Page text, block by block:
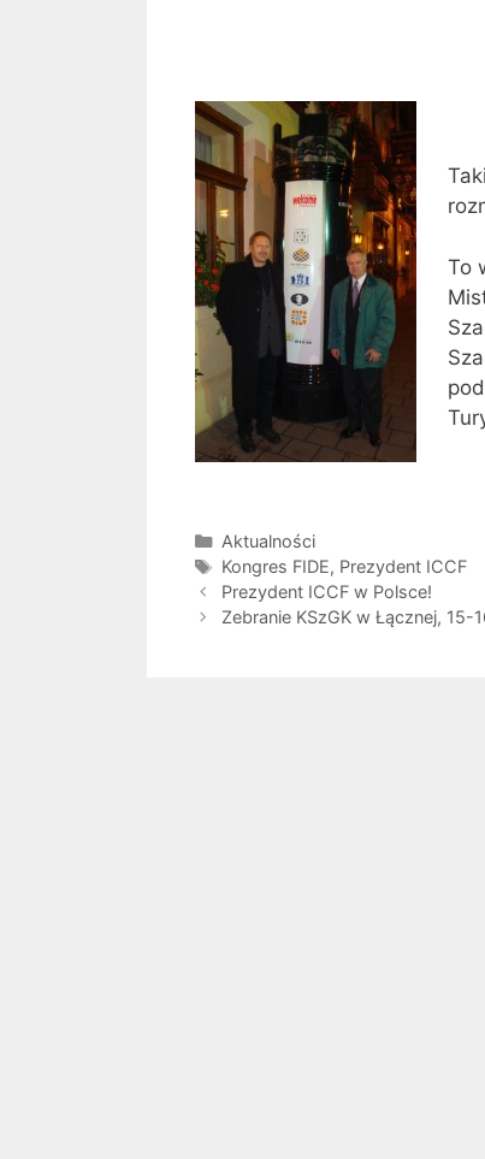
To
Kategorie
Aktualności
Tagi
Kongres FIDE, Prezydent ICCF
Prezydent ICCF w Polsce!
Zebranie KSzGK w Łącznej, 15-